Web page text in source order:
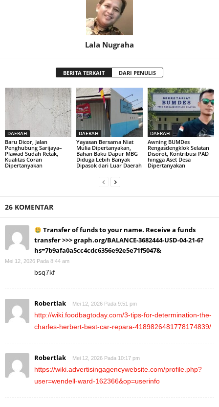
Lala Nugraha
BERITA TERKAIT DARI PENULIS
DAERAH
Baru Dicor, Jalan
Penghubung Sarijaya–
Plawad Sudah Retak,
Kualitas Coran
Dipertanyakan
DAERAH
Yayasan Bersama Niat
Mulia Dipertanyakan,
Bahan Baku Dapur MBG
Diduga Lebih Banyak
Dipasok dari Luar Daerah
DAERAH
Awning BUMDes
Rengasdengklok Selatan
Disorot, Kontribusi PAD
hingga Aset Desa
Dipertanyakan
26 KOMENTAR
Transfer of funds to your name. Receive a funds
transfer >>> graph.org/BALANCE-3682444-USD-04-21-6?
hs=7b9afa0a5cc4cdc6356e92e5e71f5047&
Mei 12, 2026 Pada 8:44 am
bsq7kf
Robertlak Mei 12, 2026 Pada 9:51 pm
http://wiki.foodbagtoday.com/3-tips-for-determination-the-
charles-herbert-best-car-repara-4189826481778174839/
Robertlak Mei 12, 2026 Pada 10:17 pm
https://wiki.advertisingagencywebsite.com/profile.php?
user=wendell-ward-162366&op=userinfo